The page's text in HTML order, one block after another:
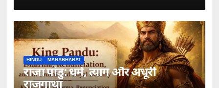
HINDU MAHABHARAT
राजा पांडु: धर्म, त्याग और अधूरी